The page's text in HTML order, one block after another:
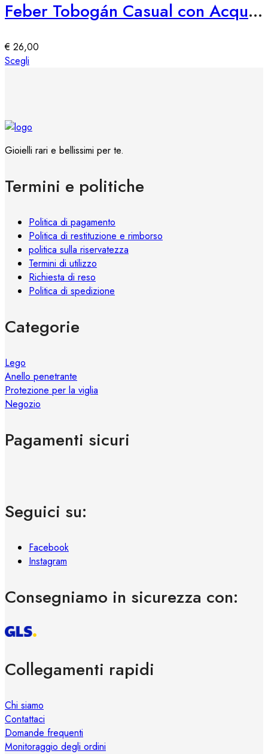
opzioni
essere
Feber Tobogán Casual con Acqua e Diversión
€ 26,00
Scegli
Le
opzioni
possono
scelte
del
prodotto
Gioielli rari e bellissimi per te.
Termini e politiche
Politica di pagamento
Politica di restituzione e rimborso
politica sulla riservatezza
Termini di utilizzo
Richiesta di reso
Politica di spedizione
Categorie
Lego
Anello penetrante
Protezione per la viglia
Negozio
Pagamenti sicuri
Seguici su:
Facebook
Instagram
Consegniamo in sicurezza con:
Collegamenti rapidi
Chi siamo
Contattaci
Domande frequenti
Monitoraggio degli ordini